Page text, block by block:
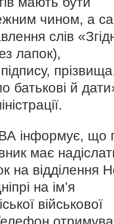
чином, а
слів
лапок),
по батькові й
інформує, що
має
на відділення
на ім’я
військової